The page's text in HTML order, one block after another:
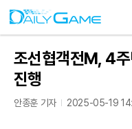
조선협객전M, 4
진행
안종훈 기자 2025-05-19